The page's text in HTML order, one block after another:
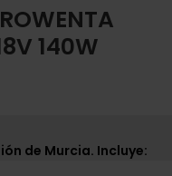
140W
de Murcia. Incluye: